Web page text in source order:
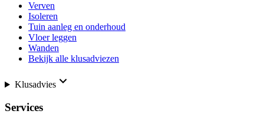
Verven
Isoleren
Tuin aanleg en onderhoud
Vloer leggen
Wanden
Bekijk alle klusadviezen
Klusadvies
Services